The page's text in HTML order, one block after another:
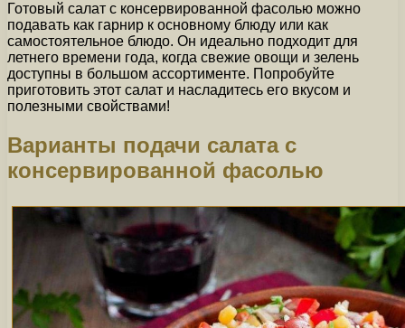
Готовый салат с консервированной фасолью можно
подавать как гарнир к основному блюду или как
самостоятельное блюдо. Он идеально подходит для
летнего времени года, когда свежие овощи и зелень
доступны в большом ассортименте. Попробуйте
приготовить этот салат и насладитесь его вкусом и
полезными свойствами!
Варианты подачи салата с
консервированной фасолью